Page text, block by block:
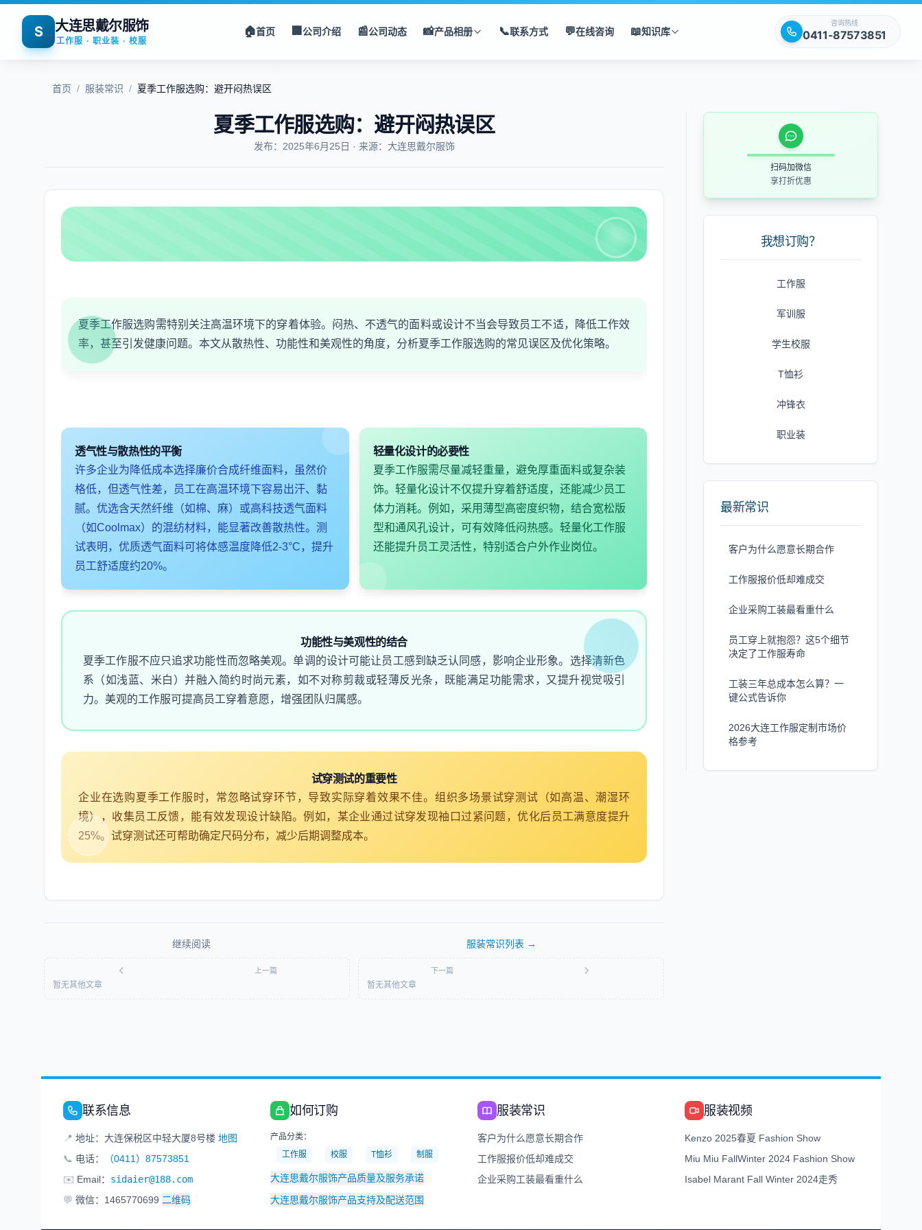
S 大连思戴尔服饰
工作服 · 职业装 · 校服
🏠首页 🏢公司介绍 📰公司动态 📸产品相册 📞联系方式 💬在线咨询 📖知识库
咨询热线
0411-87573851
首页 / 服装常识 / 夏季工作服选购：避开闷热误区
夏季工作服选购：避开闷热误区
发布：2025年6月25日 · 来源：大连思戴尔服饰
夏季工作服选购需特别关注高温环境下的穿着体验。闷热、不透气的面料或设计不当会导致员工不适，降低工作效
率，甚至引发健康问题。本文从散热性、功能性和美观性的角度，分析夏季工作服选购的常见误区及优化策略。
透气性与散热性的平衡
许多企业为降低成本选择廉价合成纤维面料，虽然价
格低，但透气性差，员工在高温环境下容易出汗、黏
腻。优选含天然纤维（如棉、麻）或高科技透气面料
（如Coolmax）的混纺材料，能显著改善散热性。测
试表明，优质透气面料可将体感温度降低2-3°C，提升
员工舒适度约20%。
轻量化设计的必要性
夏季工作服需尽量减轻重量，避免厚重面料或复杂装
饰。轻量化设计不仅提升穿着舒适度，还能减少员工
体力消耗。例如，采用薄型高密度织物，结合宽松版
型和通风孔设计，可有效降低闷热感。轻量化工作服
还能提升员工灵活性，特别适合户外作业岗位。
功能性与美观性的结合
夏季工作服不应只追求功能性而忽略美观。单调的设计可能让员工感到缺乏认同感，影响企业形象。选择清新色
系（如浅蓝、米白）并融入简约时尚元素，如不对称剪裁或轻薄反光条，既能满足功能需求，又提升视觉吸引
力。美观的工作服可提高员工穿着意愿，增强团队归属感。
试穿测试的重要性
企业在选购夏季工作服时，常忽略试穿环节，导致实际穿着效果不佳。组织多场景试穿测试（如高温、潮湿环
境），收集员工反馈，能有效发现设计缺陷。例如，某企业通过试穿发现袖口过紧问题，优化后员工满意度提升
25%。试穿测试还可帮助确定尺码分布，减少后期调整成本。
继续阅读 服装常识列表 →
上一篇
暂无其他文章
下一篇
暂无其他文章
扫码加微信
享打折优惠
我想订购？
工作服
军训服
学生校服
T恤衫
冲锋衣
职业装
最新常识
客户为什么愿意长期合作
工作服报价低却难成交
企业采购工装最看重什么
员工穿上就抱怨？这5个细节
决定了工作服寿命
工装三年总成本怎么算？一
键公式告诉你
2026大连工作服定制市场价
格参考
联系信息
📍 地址：大连保税区中轻大厦8号楼 地图
📞 电话：
（0411）87573851
✉️ Email： sidaier@188.com
💬 微信：1465770699 二维码
如何订购
产品分类：
工作服
校服 T恤衫 制服
大连思戴尔服饰产品质量及服务承诺
大连思戴尔服饰产品支持及配送范围
服装常识
客户为什么愿意长期合作
工作服报价低却难成交
企业采购工装最看重什么
服装视频
Kenzo 2025春夏 Fashion Show
Miu Miu FallWinter 2024 Fashion Show
Isabel Marant Fall Winter 2024走秀